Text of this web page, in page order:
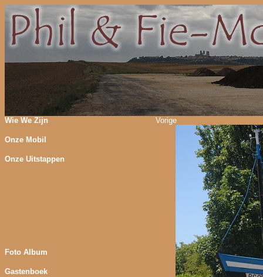
Wie We Zijn
Onze Mobil
Onze Uitstappen
Foto Album
Gastenboek
Vorige